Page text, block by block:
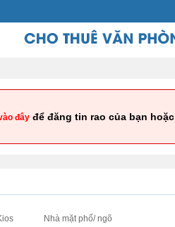
đây để đăng tin rao của bạn hoặc
Nhà mặt phố/ ngõ